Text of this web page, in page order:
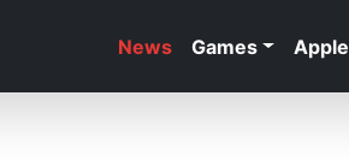
News Games Apple